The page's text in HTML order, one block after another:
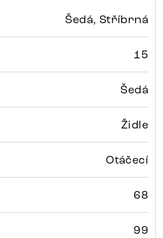
Šedá, Stříbrná
15
Šedá
Židle
Otáčecí
68
99